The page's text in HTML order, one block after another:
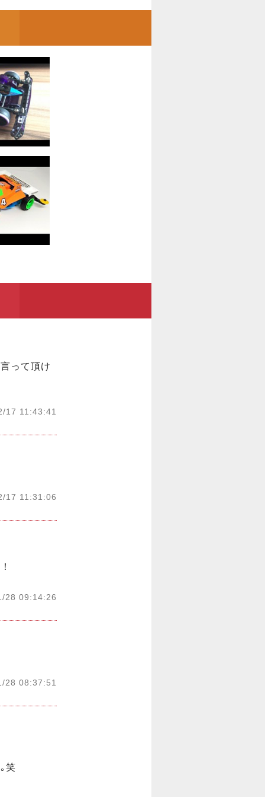
って頂け
17 11:43:41
17 11:31:06
28 09:14:26
28 08:37:51
笑